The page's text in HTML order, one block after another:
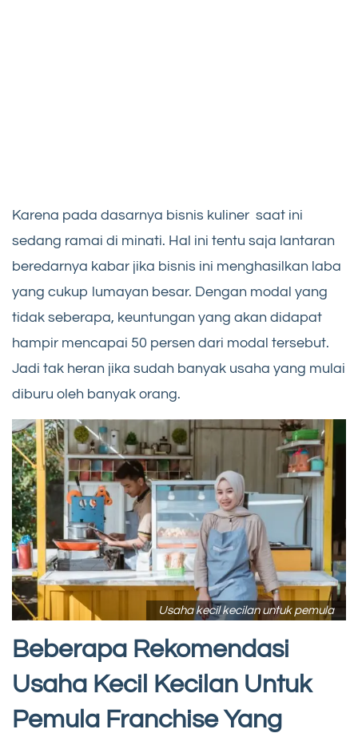
Karena pada dasarnya bisnis kuliner saat ini
sedang ramai di minati. Hal ini tentu saja lantaran
beredarnya kabar jika bisnis ini menghasilkan laba
yang cukup lumayan besar. Dengan modal yang
tidak seberapa, keuntungan yang akan didapat
hampir mencapai 50 persen dari modal tersebut.
Jadi tak heran jika sudah banyak usaha yang mulai
diburu oleh banyak orang.
Usaha kecil kecilan untuk pemula
Beberapa Rekomendasi
Usaha Kecil Kecilan Untuk
Pemula Franchise Yang